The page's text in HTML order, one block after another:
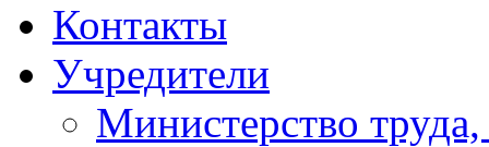
Контакты
Учредители
Министерство